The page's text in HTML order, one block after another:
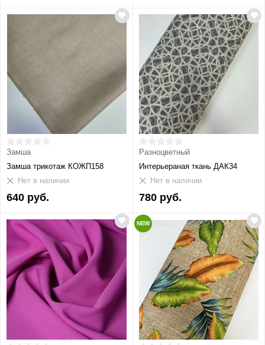
Замша
Замша трикотаж КОЖП158
Нет в наличии
640 руб.
Разноцветный
Интерьераная ткань ДАК34
Нет в наличии
780 руб.
NEW